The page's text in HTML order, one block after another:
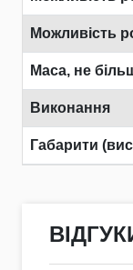
Можливість
Маса, не
Виконання
Габарити